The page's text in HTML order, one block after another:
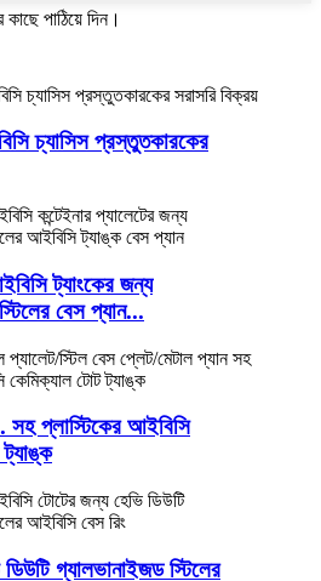
পাঠিয়ে দিন।
চ্যাসিস প্রস্তুতকারকের
ট্যাংকের জন্য
বেস প্যান...
প্লাস্টিকের আইবিসি
​​গ্যালভানাইজড স্টিলের